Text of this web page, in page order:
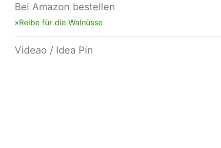
Bei Amazon bestellen
»Reibe für die Walnüsse
Videao / Idea Pin